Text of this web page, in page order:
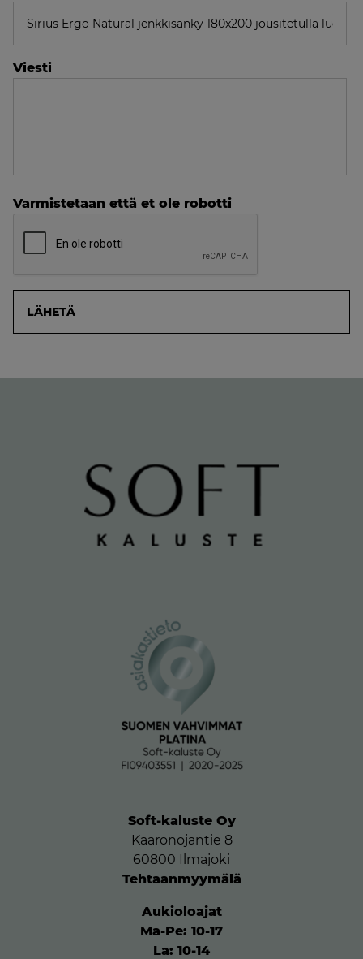
Viesti
Varmistetaan että et ole robotti
Soft-kaluste Oy
Kaaronojantie 8
60800 Ilmajoki
Tehtaanmyymälä
Aukioloajat
Ma-Pe: 10-17
La: 10-14